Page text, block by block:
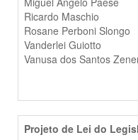
Ricardo Maschio
Rosane Perboni Slongo
Vanderlei Guiotto
Vanusa dos Santos
Projeto de Lei do